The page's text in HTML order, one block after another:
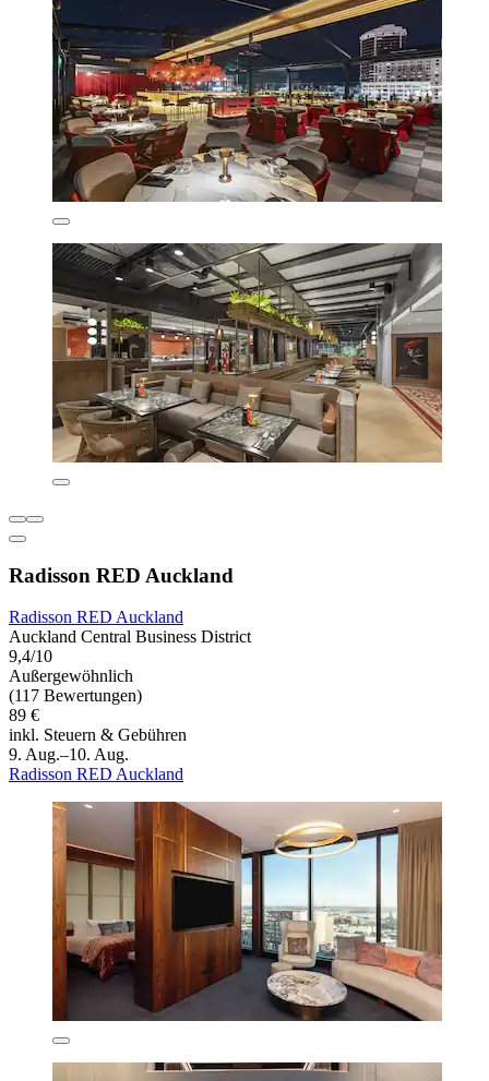
Radisson RED Auckland
Radisson RED Auckland
Auckland Central Business District
9,4/10
Außergewöhnlich
(117 Bewertungen)
89 €
inkl. Steuern & Gebühren
9. Aug.–10. Aug.
Radisson RED Auckland